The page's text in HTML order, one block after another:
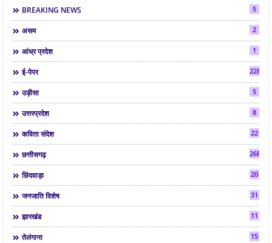
BREAKING NEWS 5
असम 2
आंध्र प्रदेश 1
ई-पेपर 2286
उड़ीसा 5
उत्तरप्रदेश 8
कविता संदेश 22
छत्तीसगढ़ 268
छिंदवाड़ा 20
जनजाति विशेष 31
झारखंड 11
तेलंगाना 15